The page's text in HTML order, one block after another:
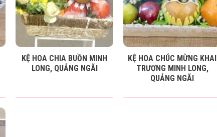
KỆ HOA CHIA BUỒN MINH
LONG, QUẢNG NGÃI
KỆ HOA CHÚC MỪNG KHAI
TRƯƠNG MINH LONG,
QUẢNG NGÃI